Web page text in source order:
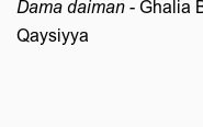
Dama daiman - Ghalia
Qaysiyya